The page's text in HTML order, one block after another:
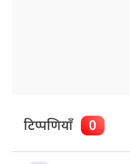
टिप्पणियाँ 0